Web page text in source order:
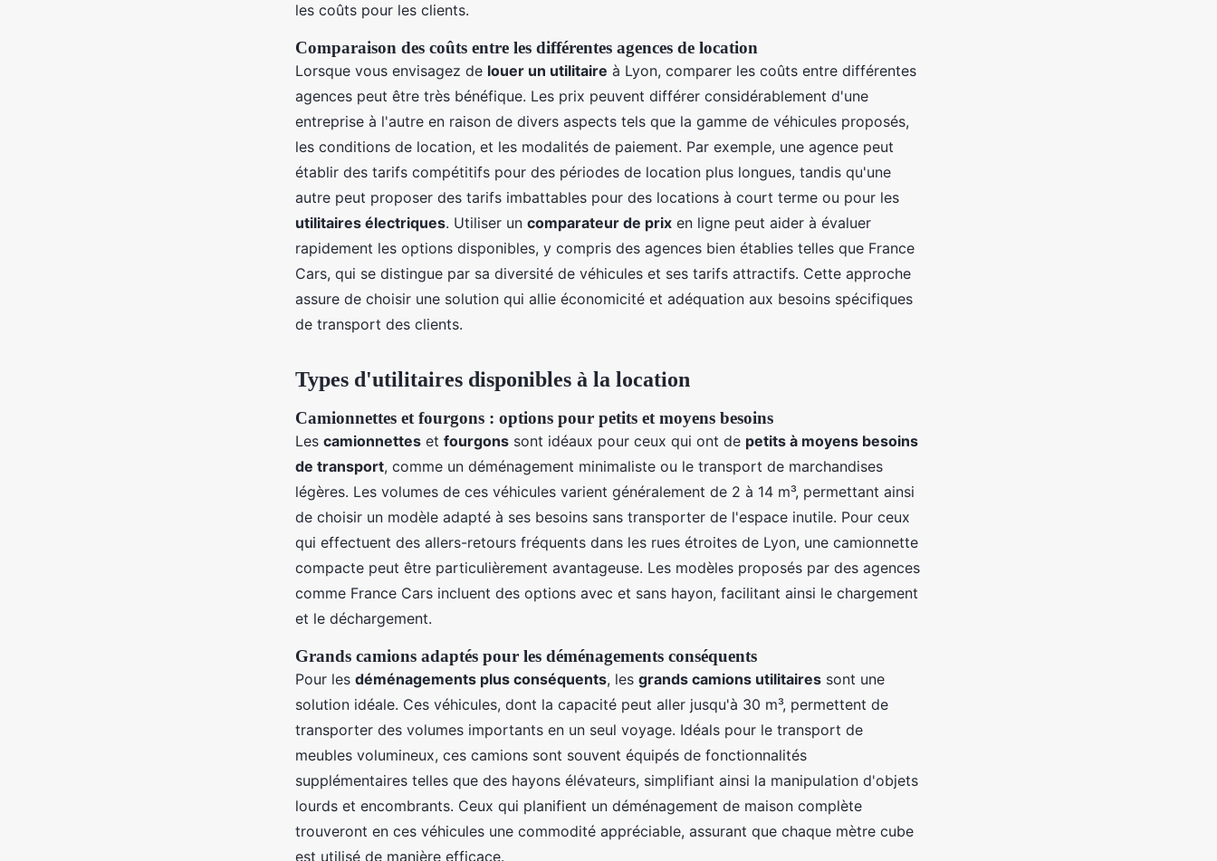
les coûts pour les clients.
Comparaison des coûts entre les différentes agences de location
Lorsque vous envisagez de louer un utilitaire à Lyon, comparer les coûts entre différentes
agences peut être très bénéfique. Les prix peuvent différer considérablement d'une
entreprise à l'autre en raison de divers aspects tels que la gamme de véhicules proposés,
les conditions de location, et les modalités de paiement. Par exemple, une agence peut
établir des tarifs compétitifs pour des périodes de location plus longues, tandis qu'une
autre peut proposer des tarifs imbattables pour des locations à court terme ou pour les
utilitaires électriques. Utiliser un comparateur de prix en ligne peut aider à évaluer
rapidement les options disponibles, y compris des agences bien établies telles que France
Cars, qui se distingue par sa diversité de véhicules et ses tarifs attractifs. Cette approche
assure de choisir une solution qui allie économicité et adéquation aux besoins spécifiques
de transport des clients.
Types d'utilitaires disponibles à la location
Camionnettes et fourgons : options pour petits et moyens besoins
Les camionnettes et fourgons sont idéaux pour ceux qui ont de petits à moyens besoins
de transport, comme un déménagement minimaliste ou le transport de marchandises
légères. Les volumes de ces véhicules varient généralement de 2 à 14 m³, permettant ainsi
de choisir un modèle adapté à ses besoins sans transporter de l'espace inutile. Pour ceux
qui effectuent des allers-retours fréquents dans les rues étroites de Lyon, une camionnette
compacte peut être particulièrement avantageuse. Les modèles proposés par des agences
comme France Cars incluent des options avec et sans hayon, facilitant ainsi le chargement
et le déchargement.
Grands camions adaptés pour les déménagements conséquents
Pour les déménagements plus conséquents, les grands camions utilitaires sont une
solution idéale. Ces véhicules, dont la capacité peut aller jusqu'à 30 m³, permettent de
transporter des volumes importants en un seul voyage. Idéals pour le transport de
meubles volumineux, ces camions sont souvent équipés de fonctionnalités
supplémentaires telles que des hayons élévateurs, simplifiant ainsi la manipulation d'objets
lourds et encombrants. Ceux qui planifient un déménagement de maison complète
trouveront en ces véhicules une commodité appréciable, assurant que chaque mètre cube
est utilisé de manière efficace.